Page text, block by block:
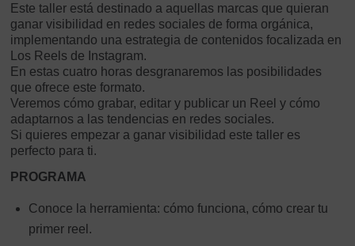
Este taller está destinado a aquellas marcas que quieran
ganar visibilidad en redes sociales de forma orgánica,
implementando una estrategia de contenidos focalizada en
Los Reels de Instagram.
En estas cuatro horas desgranaremos las posibilidades
que ofrece este formato.
Veremos cómo grabar, editar y publicar un Reel y cómo
adaptarnos a las tendencias en redes sociales.
Si quieres empezar a ganar visibilidad este taller es
perfecto para ti.
PROGRAMA
Conoce la herramienta: cómo funciona, cómo crear tu
primer reel.